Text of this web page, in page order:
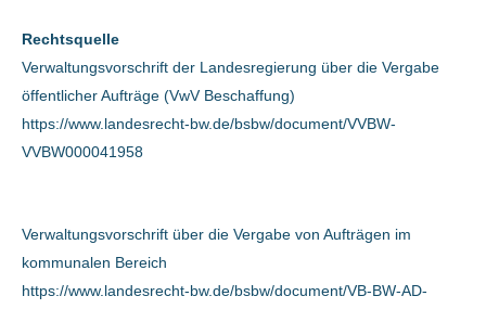
Rechtsquelle
Verwaltungsvorschrift der Landesregierung über die Vergabe
öffentlicher Aufträge (VwV Beschaffung)
https://www.landesrecht-bw.de/bsbw/document/VVBW-
VVBW000041958
Verwaltungsvorschrift über die Vergabe von Aufträgen im
kommunalen Bereich
https://www.landesrecht-bw.de/bsbw/document/VB-BW-AD-